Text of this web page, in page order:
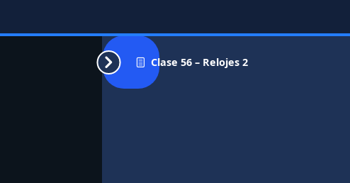
Clase 56 – Relojes 2